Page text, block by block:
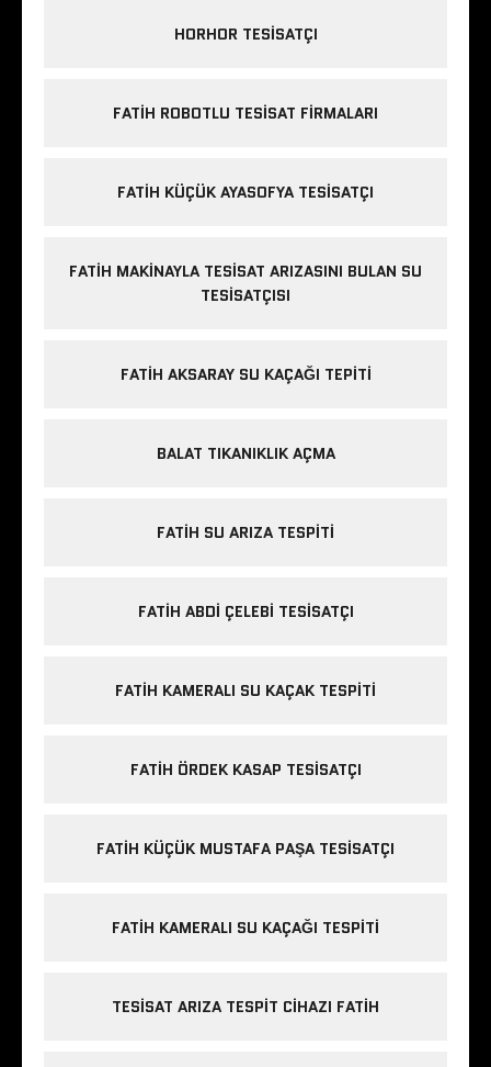
HORHOR TESISATÇI
FATIH ROBOTLU TESISAT FIRMALARI
FATIH KÜÇÜK AYASOFYA TESISATÇI
FATIH MAKINAYLA TESISAT ARIZASINI BULAN SU
TESISATÇISI
FATIH AKSARAY SU KAÇAĞI TEPITI
BALAT TIKANIKLIK AÇMA
FATIH SU ARIZA TESPITI
FATIH ABDI ÇELEBI TESISATÇI
FATIH KAMERALI SU KAÇAK TESPITI
FATIH ÖRDEK KASAP TESISATÇI
FATIH KÜÇÜK MUSTAFA PAŞA TESISATÇI
FATIH KAMERALI SU KAÇAĞI TESPITI
TESISAT ARIZA TESPIT CIHAZI FATIH